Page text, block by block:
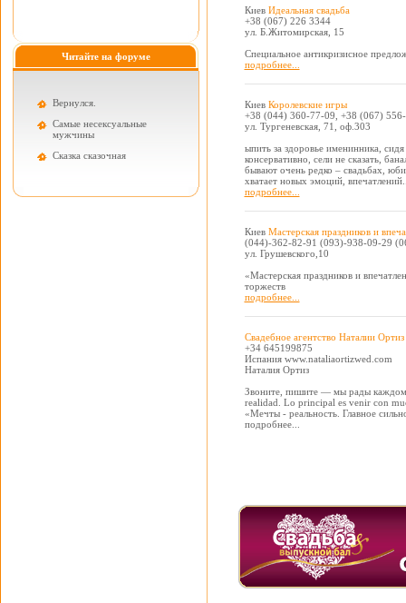
Читайте на форуме
Вернулся.
Самые несексуальные
мужчины
Cказка сказочная
Киев Идеальная свадьба
+38 (067) 226 3344
ул. Б.Житомирская, 15
Специальное антикризисное
подробнее...
Киев Королевские игры
+38 (044) 360-77-09, +38 (067)
ул. Тургеневская, 71, оф.303
ыпить за здоровье именинника,
консервативно, сели не сказать,
бывают очень редко – свадьбах,
хватает новых эмоций,
подробнее...
Киев Мастерская праздников и
(044)-362-82-91 (093)-938-09-29
ул. Грушевского,10
«Мастерская праздников и
торжеств
подробнее...
Свадебное агентство Наталии Ортиз
+34 645199875
Испания www.nataliaortizwed.com
Наталия Ортиз
Звоните, пишите — мы рады
realidad. Lo principal es venir con
«Мечты - реальность. Главное
подробнее...